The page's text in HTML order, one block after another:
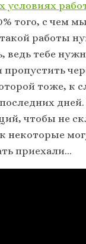
условиях
того, с чем
работы
ведь тебе
тоже, к
дней.
чтобы не
некоторые
приехали…